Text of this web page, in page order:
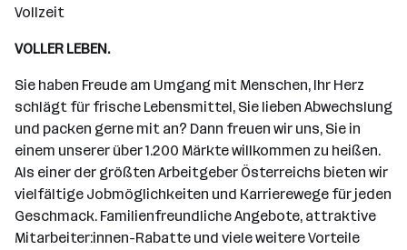
Vollzeit
VOLLER LEBEN.
Sie haben Freude am Umgang mit Menschen, Ihr Herz
schlägt für frische Lebensmittel, Sie lieben Abwechslung
und packen gerne mit an? Dann freuen wir uns, Sie in
einem unserer über 1.200 Märkte willkommen zu heißen.
Als einer der größten Arbeitgeber Österreichs bieten wir
vielfältige Jobmöglichkeiten und Karrierewege für jeden
Geschmack. Familienfreundliche Angebote, attraktive
Mitarbeiter:innen-Rabatte und viele weitere Vorteile